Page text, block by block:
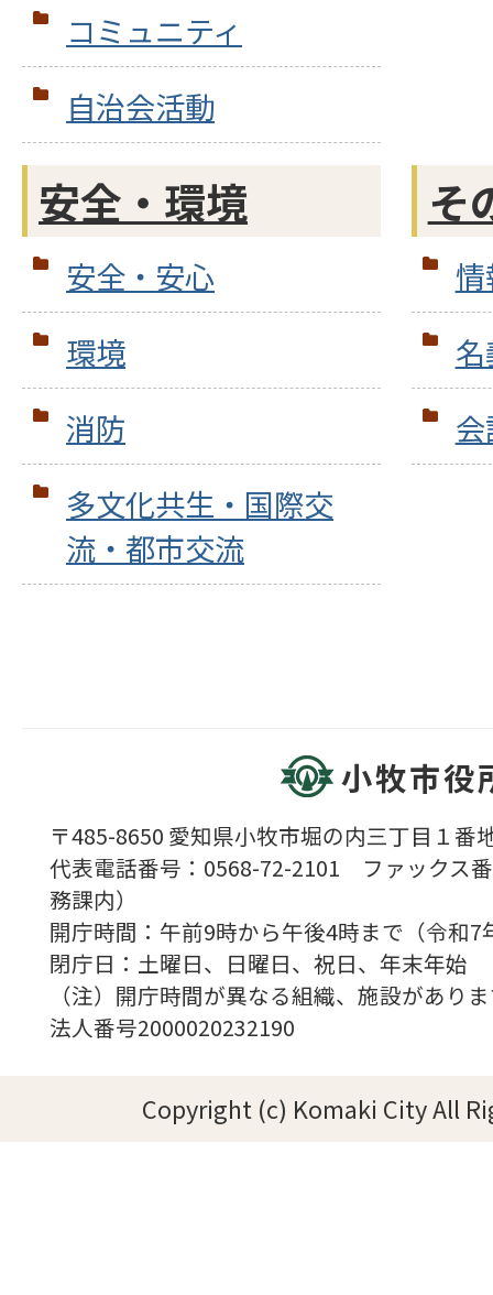
コミュニティ
自治会活動
安全・環境
安全・安心
環境
消防
多文化共生・国際交
流・都市交流
そ
小牧市役
〒485-8650 愛知県小牧市堀の内三丁目１番
代表電話番号：0568-72-2101 ファックス
務課内）
開庁時間：午前9時から午後4時まで（令
閉庁日：土曜日、日曜日、祝日、年末年始
（注）開庁時間が異なる組織、施設があり
法人番号2000020232190
Copyright (c) Komaki City All